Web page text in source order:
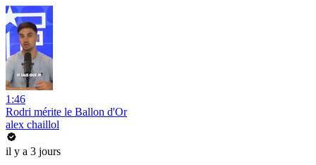
1:46
Rodri mérite le Ballon d'Or
alex chaillol
il y a 3 jours